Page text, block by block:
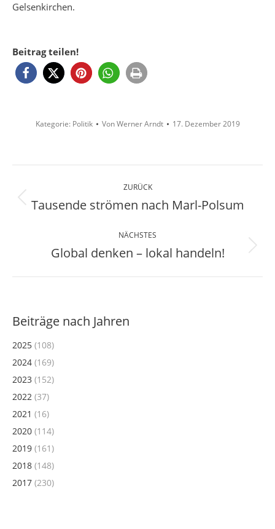
Gelsenkirchen.
Beitrag teilen!
Kategorie: Politik VonWerner Arndt 17. Dezember 2019
Kommentarnavigation
ZURÜCK
Vorheriger
Tausende strömen nach Marl-Polsum
NÄCHSTES
Nächster
Global denken – lokal handeln!
Beiträge nach Jahren
2025 (108)
2024 (169)
2023 (152)
2022 (37)
2021 (16)
2020 (114)
2019 (161)
2018 (148)
2017 (230)